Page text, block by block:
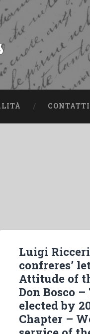
CONTATTI
Luigi
confreres’
Attitude of
Don Bosco
elected by
Chapter –